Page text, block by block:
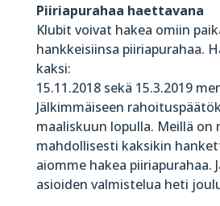
Piiriapurahaa haettavana
Klubit voivat hakea omiin
hankkeisiinsa piiriapurahaa.
kaksi:
15.11.2018 sekä 15.3.2019
Jälkimmäiseen
maaliskuun lopulla. Meillä on
mahdollisesti kaksikin
aiomme hakea piiriapurahaa.
asioiden valmistelua heti